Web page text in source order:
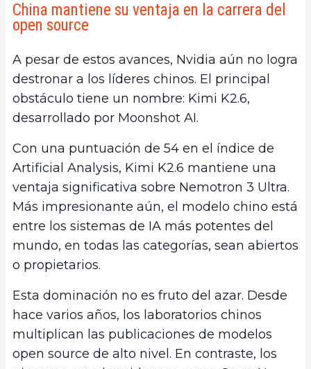
China mantiene su ventaja en la carrera del
open source
A pesar de estos avances, Nvidia aún no logra
destronar a los líderes chinos. El principal
obstáculo tiene un nombre: Kimi K2.6,
desarrollado por Moonshot AI.
Con una puntuación de 54 en el índice de
Artificial Analysis, Kimi K2.6 mantiene una
ventaja significativa sobre Nemotron 3 Ultra.
Más impresionante aún, el modelo chino está
entre los sistemas de IA más potentes del
mundo, en todas las categorías, sean abiertos
o propietarios.
Esta dominación no es fruto del azar. Desde
hace varios años, los laboratorios chinos
multiplican las publicaciones de modelos
open source de alto nivel. En contraste, los